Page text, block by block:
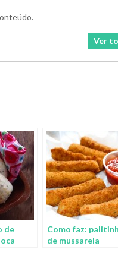
Ver
de
Como faz:
de mussarela